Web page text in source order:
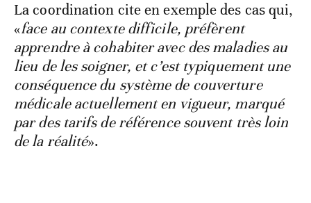
La coordination cite en exemple des cas qui,
«face au contexte difficile, préfèrent
apprendre à cohabiter avec des maladies au
lieu de les soigner, et c’est typiquement une
conséquence du système de couverture
médicale actuellement en vigueur, marqué
par des tarifs de référence souvent très loin
de la réalité».